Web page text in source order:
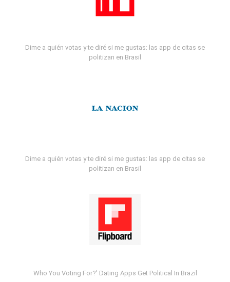
Dime a quién votas y te diré si me gustas: las app de citas se
politizan en Brasil
Dime a quién votas y te diré si me gustas: las app de citas se
politizan en Brasil
Who You Voting For?' Dating Apps Get Political In Brazil